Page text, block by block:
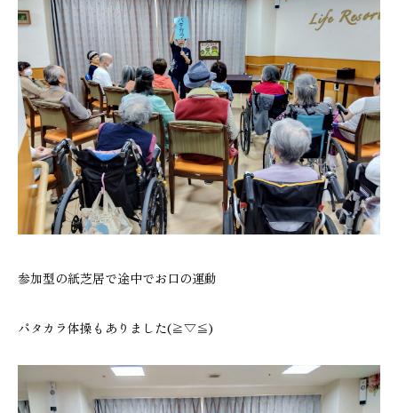
参加型の紙芝居で途中でお口の運動
パタカラ体操もありました(≧▽≦)